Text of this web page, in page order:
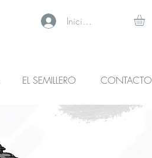
Iniciar sesión
EL SEMILLERO CONTACTO